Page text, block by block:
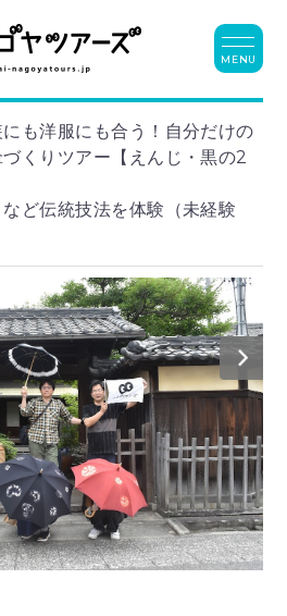
にも洋服にも合う！自分だけの
くりツアー【えんじ・黒の2
ど伝統技法を体験（未経験
MENU